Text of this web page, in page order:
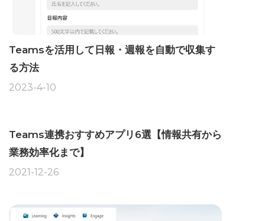
Teamsを活用して日報・週報を自動で収集す
る方法
2023-4-10
Teams連携おすすめアプリ6選【情報共有から
業務効率化まで】
2021-12-26